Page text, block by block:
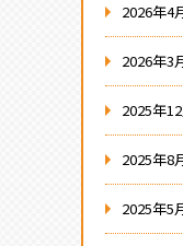
2026年4
2026年3
2025年
2025年8
2025年5